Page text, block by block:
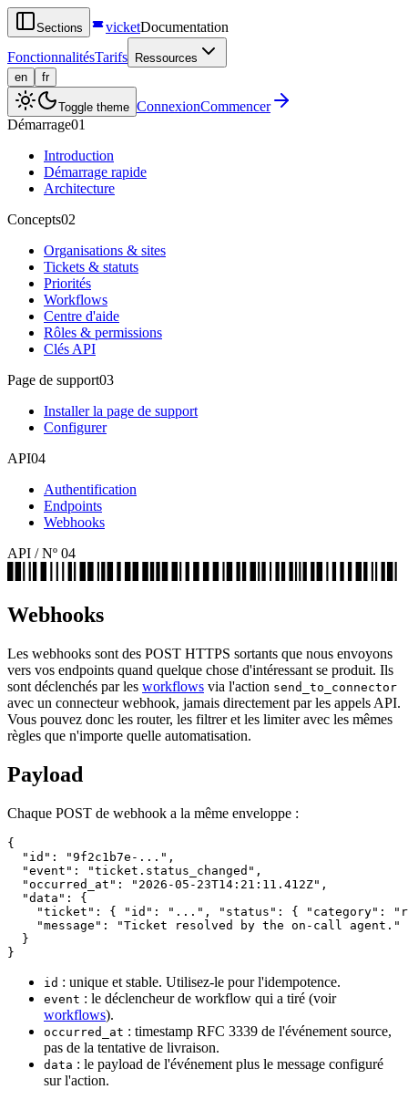
Sections vicketDocumentation
FonctionnalitésTarifs
Ressources
en
fr
Toggle theme ConnexionCommencer
Démarrage01
Introduction
Démarrage rapide
Architecture
Concepts02
Organisations & sites
Tickets & statuts
Priorités
Workflows
Centre d'aide
Rôles & permissions
Clés API
Page de support03
Installer la page de support
Configurer
API04
Authentification
Endpoints
Webhooks
API / Nº 04
Webhooks
Les webhooks sont des POST HTTPS sortants que nous envoyons
vers vos endpoints quand quelque chose d'intéressant se produit. Ils
sont déclenchés par les workflows via l'action send_to_connector
avec un connecteur webhook, jamais directement par les appels API.
Vous pouvez donc les router, les filtrer et les limiter avec les mêmes
règles que n'importe quelle automatisation.
Payload
Chaque POST de webhook a la même enveloppe :
{
  "id": "9f2c1b7e-...",
  "event": "ticket.status_changed",
  "occurred_at": "2026-05-23T14:21:11.412Z",
  "data": {
"ticket": { "id": "...", "status": { "category":
    "message": "Ticket resolved by the on-call agent."
  }
id : unique et stable. Utilisez-le pour l'idempotence.
event : le déclencheur de workflow qui a tiré (voir
workflows).
occurred_at : timestamp RFC 3339 de l'événement source,
pas de la tentative de livraison.
data : le payload de l'événement plus le message configuré
sur l'action.